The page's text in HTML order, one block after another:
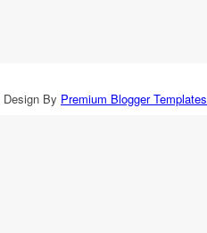
Design By Premium Blogger Templates